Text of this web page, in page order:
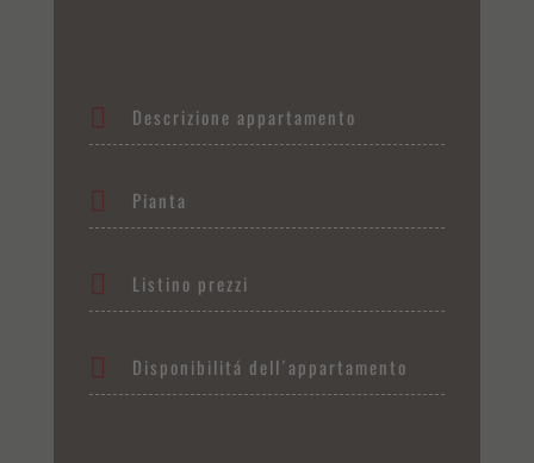
Descrizione appartamento
Pianta
Listino prezzi
Disponibilitá dell´appartamento